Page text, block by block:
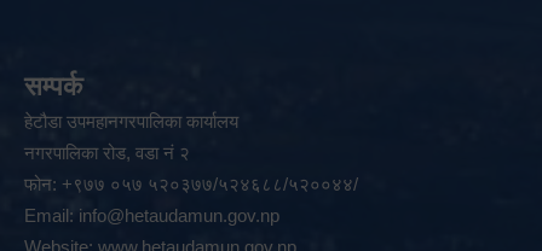
सम्पर्क
हेटौडा उपमहानगरपालिका कार्यालय
नगरपालिका रोड, वडा नं २
फोन: +९७७ ०५७ ५२०३७७/५२४६८८/५२००४४/
Email: info@hetaudamun.gov.np